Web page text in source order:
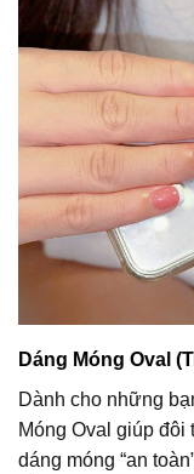
Dáng Móng Oval
Dành cho những
Móng Oval giúp đôi
dáng móng “an